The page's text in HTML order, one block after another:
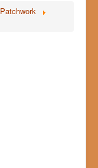
Patchwork